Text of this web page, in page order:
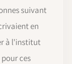
suivant
en
à l'institut
ces